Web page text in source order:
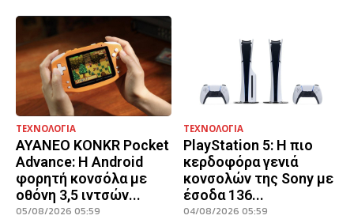
ΤΕΧΝΟΛΟΓΙΑ
AYANEO KONKR Pocket
Advance: Η Android
φορητή κονσόλα με
οθόνη 3,5 ιντσών...
05/08/2026 05:59
ΤΕΧΝΟΛΟΓΙΑ
PlayStation 5: Η πιο
κερδοφόρα γενιά
κονσολών της Sony με
έσοδα 136...
04/08/2026 05:59